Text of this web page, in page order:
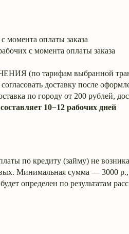
момента оплаты заказа
с момента оплаты заказа
тарифам выбранной
доставку после
по городу от 200 рублей,
10−12 рабочих дней
по кредиту (займу) не
Минимальная сумма — 3000
определен по результатам